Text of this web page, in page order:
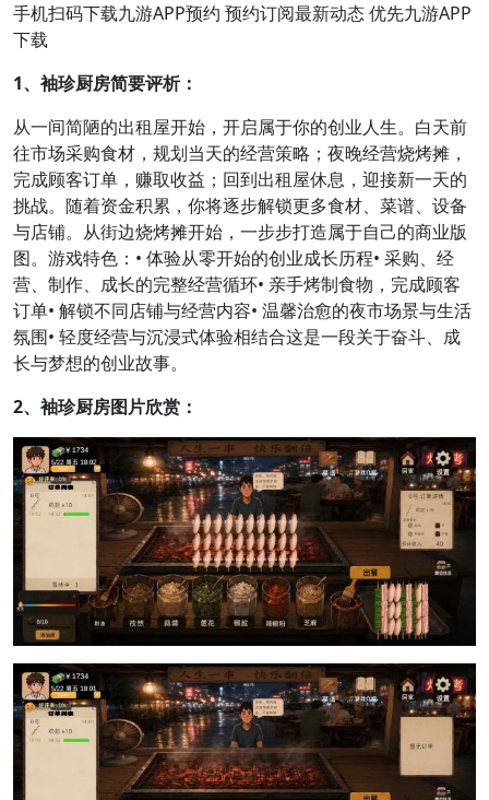
手机扫码下载九游APP预约 预约订阅最新动态 优先九游APP
下载
1、袖珍厨房简要评析：
从一间简陋的出租屋开始，开启属于你的创业人生。白天前
往市场采购食材，规划当天的经营策略；夜晚经营烧烤摊，
完成顾客订单，赚取收益；回到出租屋休息，迎接新一天的
挑战。随着资金积累，你将逐步解锁更多食材、菜谱、设备
与店铺。从街边烧烤摊开始，一步步打造属于自己的商业版
图。游戏特色：• 体验从零开始的创业成长历程• 采购、经
营、制作、成长的完整经营循环• 亲手烤制食物，完成顾客
订单• 解锁不同店铺与经营内容• 温馨治愈的夜市场景与生活
氛围• 轻度经营与沉浸式体验相结合这是一段关于奋斗、成
长与梦想的创业故事。
2、袖珍厨房图片欣赏：